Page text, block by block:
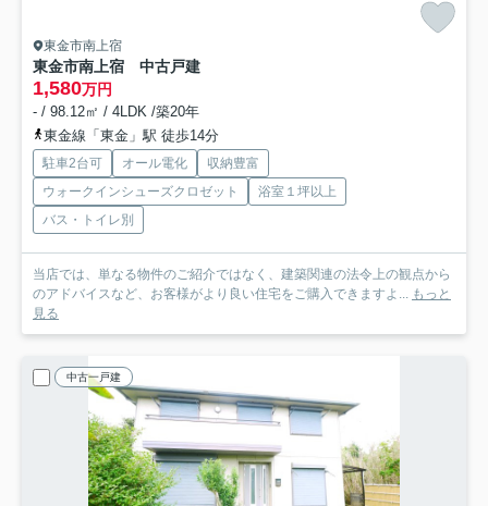
東金市南上宿
東金市南上宿 中古戸建
1,580万円
- / 98.12㎡ / 4LDK /築20年
東金線「東金」駅 徒歩14分
駐車2台可 オール電化
収納豊富
ウォークインシューズクロゼット
浴室１坪以上
バス・トイレ別
当店では、単なる物件のご紹介ではなく、建築関連の法令上の観点から
のアドバイスなど、お客様がより良い住宅をご購入できますよ... もっと
見る
中古一戸建